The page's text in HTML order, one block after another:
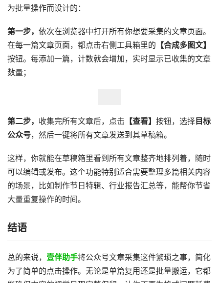
为批量操作而设计的：
第一步， 依次在浏览器中打开所有你想要采集的文章页面。
在每一篇文章页面，都点击右侧工具箱里的 【合成多图文】
按钮。每添加一篇，计数就会增加，实时显示已收集的文章
数量；
第二步， 收集完所有文章后，点击 【查看】 按钮，选择 目标
公众号，然后一键将所有文章发送到其草稿箱。
这样，你就能在草稿箱里看到所有文章整齐地排列着，随时
可以编辑或发布。这个功能特别适合需要整理多篇相关内容
的场景，比如制作节日特辑、行业报告汇总等，能帮你节省
大量重复操作的时间。
结语
总的来说， 壹伴助手将公众号文章采集这件繁琐之事，简化
为了简单的点击操作。无论是单篇复用还是批量搬运，它都